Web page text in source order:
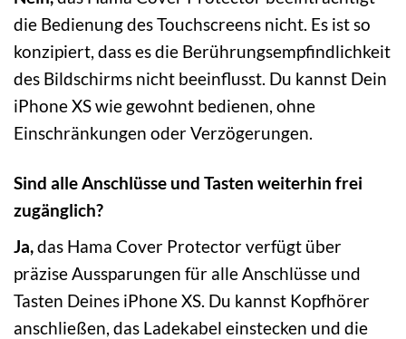
die Bedienung des Touchscreens nicht. Es ist so
konzipiert, dass es die Berührungsempfindlichkeit
des Bildschirms nicht beeinflusst. Du kannst Dein
iPhone XS wie gewohnt bedienen, ohne
Einschränkungen oder Verzögerungen.
Sind alle Anschlüsse und Tasten weiterhin frei
zugänglich?
Ja,das Hama Cover Protector verfügt über
präzise Aussparungen für alle Anschlüsse und
Tasten Deines iPhone XS. Du kannst Kopfhörer
anschließen, das Ladekabel einstecken und die